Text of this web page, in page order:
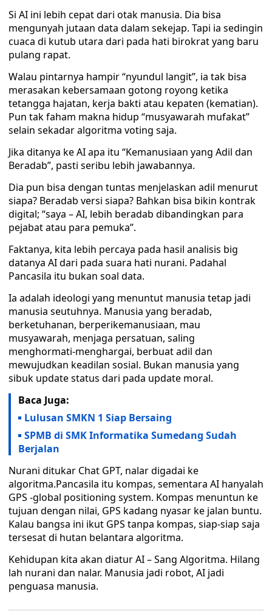
Si AI ini lebih cepat dari otak manusia. Dia bisa
mengunyah jutaan data dalam sekejap. Tapi ia sedingin
cuaca di kutub utara dari pada hati birokrat yang baru
pulang rapat.
Walau pintarnya hampir “nyundul langit”, ia tak bisa
merasakan kebersamaan gotong royong ketika
tetangga hajatan, kerja bakti atau kepaten (kematian).
Pun tak faham makna hidup “musyawarah mufakat”
selain sekadar algoritma voting saja.
Jika ditanya ke AI apa itu “Kemanusiaan yang Adil dan
Beradab”, pasti seribu lebih jawabannya.
Dia pun bisa dengan tuntas menjelaskan adil menurut
siapa? Beradab versi siapa? Bahkan bisa bikin kontrak
digital; “saya – AI, lebih beradab dibandingkan para
pejabat atau para pemuka”.
Faktanya, kita lebih percaya pada hasil analisis big
datanya AI dari pada suara hati nurani. Padahal
Pancasila itu bukan soal data.
Ia adalah ideologi yang menuntut manusia tetap jadi
manusia seutuhnya. Manusia yang beradab,
berketuhanan, berperikemanusiaan, mau
musyawarah, menjaga persatuan, saling
menghormati-menghargai, berbuat adil dan
mewujudkan keadilan sosial. Bukan manusia yang
sibuk update status dari pada update moral.
Baca Juga:
Lulusan SMKN 1 Siap Bersaing
SPMB di SMK Informatika Sumedang Sudah
Berjalan
Nurani ditukar Chat GPT, nalar digadai ke
algoritma.Pancasila itu kompas, sementara AI hanyalah
GPS -global positioning system. Kompas menuntun ke
tujuan dengan nilai, GPS kadang nyasar ke jalan buntu.
Kalau bangsa ini ikut GPS tanpa kompas, siap-siap saja
tersesat di hutan belantara algoritma.
Kehidupan kita akan diatur AI – Sang Algoritma. Hilang
lah nurani dan nalar. Manusia jadi robot, AI jadi
penguasa manusia.